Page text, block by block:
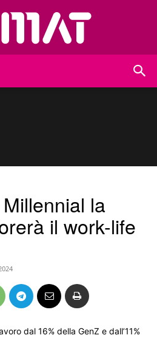
la
il work-life
dal 16% della GenZ e dall’11%